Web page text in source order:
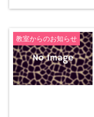
教室からのお知らせ